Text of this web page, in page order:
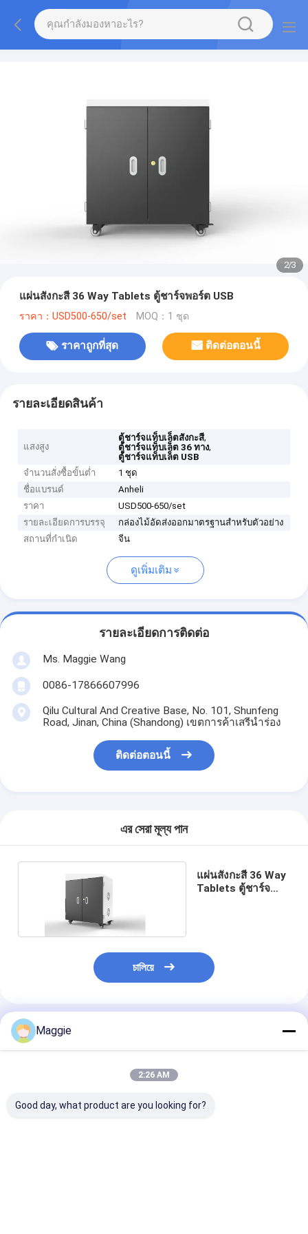
2/3
แผ่นสังกะสี 36 Way Tablets ตู้ชาร์จพอร์ต USB
ราคา：USD500-650/set MOQ：1 ชุด
ราคาถูกที่สุด ติดต่อตอนนี้
รายละเอียดสินค้า
แสงสูง
ตู้ชาร์จแท็บเล็ตสังกะสี,
ตู้ชาร์จแท็บเล็ต 36 ทาง,
ตู้ชาร์จแท็บเล็ต USB
จำนวนสั่งซื้อขั้นต่ำ
1 ชุด
ชื่อแบรนด์
Anheli
ราคา
USD500-650/set
รายละเอียดการบรรจุ
กล่องไม้อัดส่งออกมาตรฐานสำหรับตัวอย่าง
สถานที่กำเนิด
จีน
ดูเพิ่มเติม
รายละเอียดการติดต่อ
Ms. Maggie Wang
0086-17866607996
Qilu Cultural And Creative Base, No. 101, Shunfeng
Road, Jinan, China (Shandong) เขตการค้าเสรีนำร่อง
ติดต่อตอนนี้
এর সেরা মূল্য পান
แผ่นสังกะสี 36 Way
Tablets ตู้ชาร์จ
চালিয়ে
แนะนำผลิตภัณฑ์
Maggie
2:26 AM
Good day, what product are you looking for?